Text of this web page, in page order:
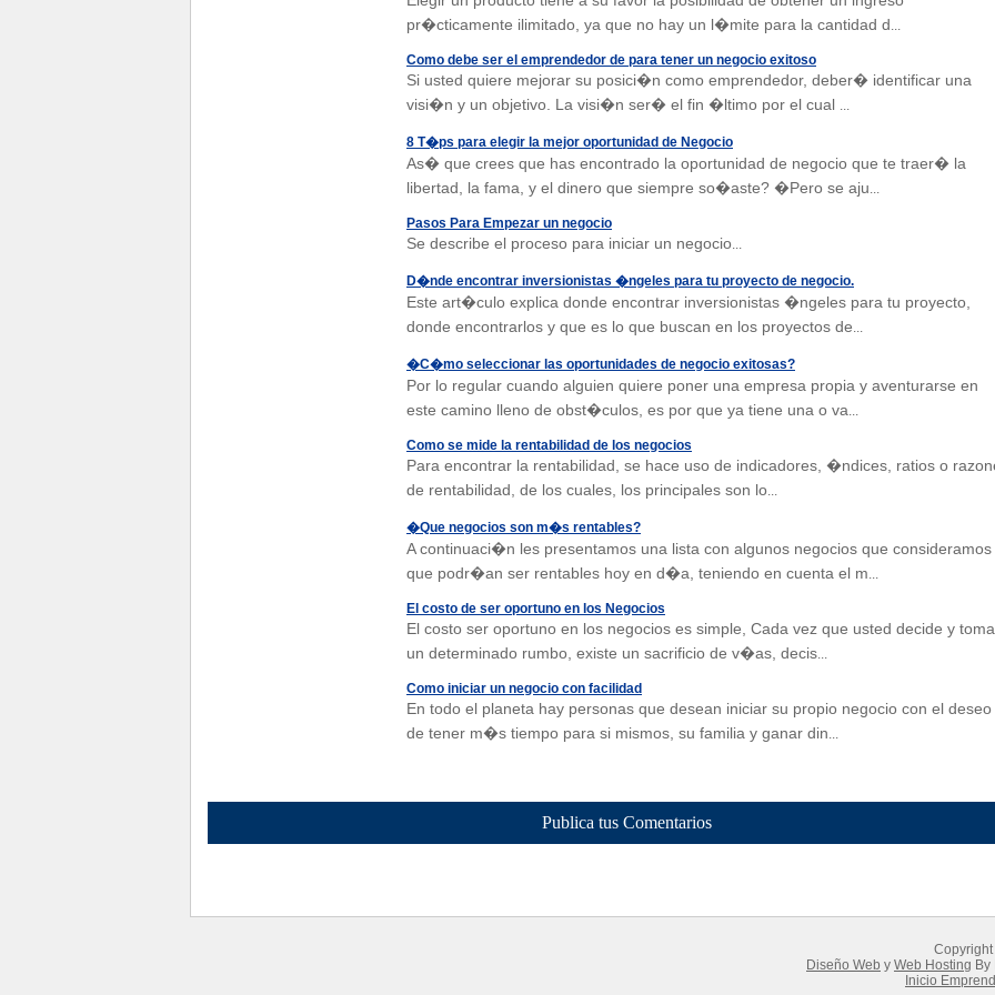
pr�cticamente ilimitado, ya que no hay un l�mite para la cantidad d...
Como debe ser el emprendedor de para tener un negocio exitoso
Si usted quiere mejorar su posici�n como emprendedor, deber� identificar una
visi�n y un objetivo. La visi�n ser� el fin �ltimo por el cual ...
8 T�ps para elegir la mejor oportunidad de Negocio
As� que crees que has encontrado la oportunidad de negocio que te traer� la
libertad, la fama, y el dinero que siempre so�aste? �Pero se aju...
Pasos Para Empezar un negocio
Se describe el proceso para iniciar un negocio...
D�nde encontrar inversionistas �ngeles para tu proyecto de negocio.
Este art�culo explica donde encontrar inversionistas �ngeles para tu proyecto,
donde encontrarlos y que es lo que buscan en los proyectos de...
�C�mo seleccionar las oportunidades de negocio exitosas?
Por lo regular cuando alguien quiere poner una empresa propia y aventurarse en
este camino lleno de obst�culos, es por que ya tiene una o va...
Como se mide la rentabilidad de los negocios
Para encontrar la rentabilidad, se hace uso de indicadores, �ndices, ratios o
de rentabilidad, de los cuales, los principales son lo...
�Que negocios son m�s rentables?
A continuaci�n les presentamos una lista con algunos negocios que consideramos
que podr�an ser rentables hoy en d�a, teniendo en cuenta el m...
El costo de ser oportuno en los Negocios
El costo ser oportuno en los negocios es simple, Cada vez que usted decide y toma
un determinado rumbo, existe un sacrificio de v�as, decis...
Como iniciar un negocio con facilidad
En todo el planeta hay personas que desean iniciar su propio negocio con el deseo
de tener m�s tiempo para si mismos, su familia y ganar din...
Publica tus Comentarios
Diseño Web y Web Hosting
Inicio